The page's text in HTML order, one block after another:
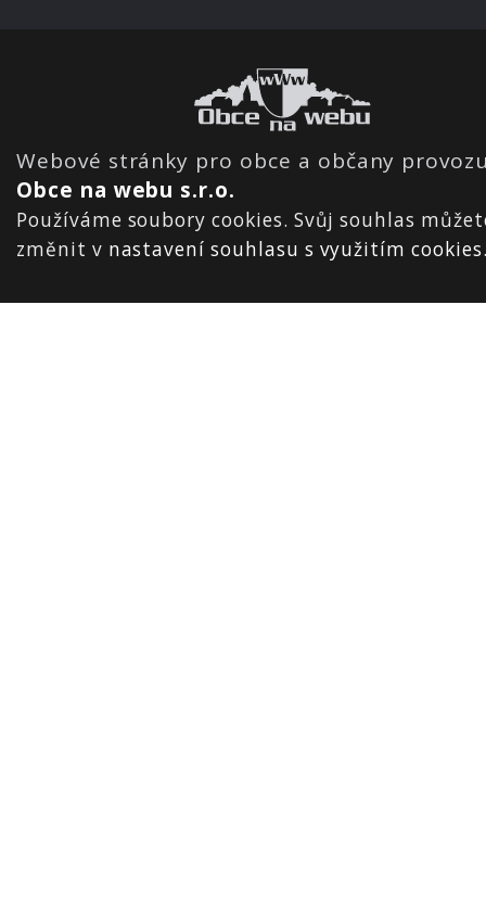
Webové stránky pro obce a občany
Obce na webu s.r.o.
Používáme soubory cookies. Svůj souhlas
změnit v nastavení souhlasu s využitím cookies